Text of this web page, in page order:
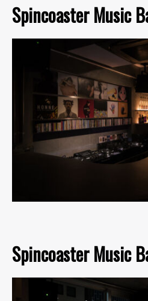
Spincoaster Music
Spincoaster Music